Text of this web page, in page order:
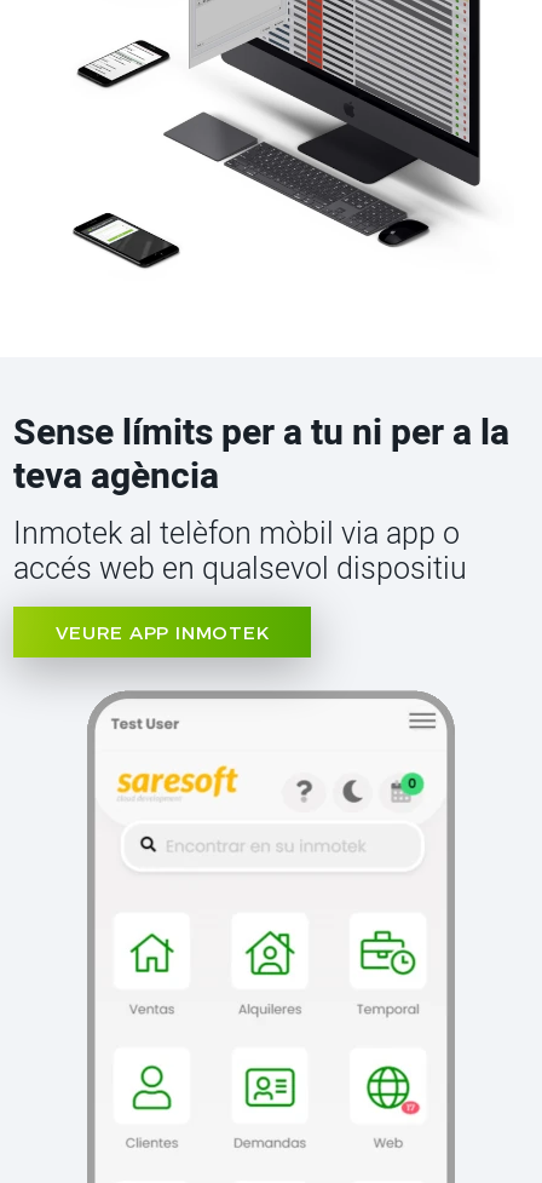
Sense límits per a tu ni per a la
teva agència
Inmotek al telèfon mòbil via app o
accés web en qualsevol dispositiu
VEURE APP INMOTEK